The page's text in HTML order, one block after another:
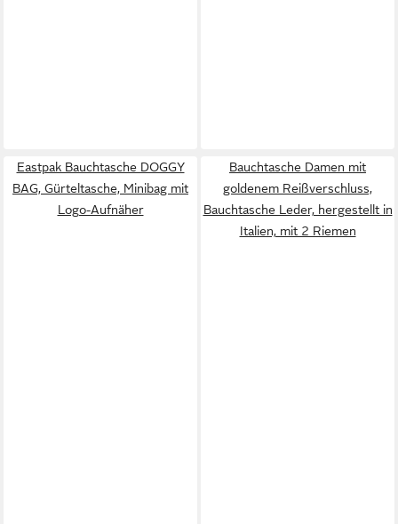
Eastpak Bauchtasche DOGGY
BAG, Gürteltasche, Minibag mit
Logo-Aufnäher
Bauchtasche Damen mit
goldenem Reißverschluss,
Bauchtasche Leder, hergestellt in
Italien, mit 2 Riemen